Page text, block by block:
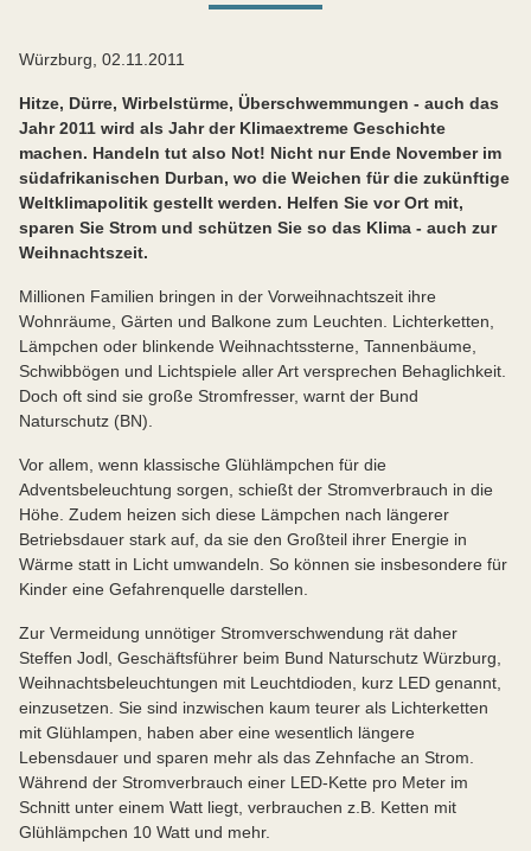
Würzburg, 02.11.2011
Hitze, Dürre, Wirbelstürme, Überschwemmungen - auch das
Jahr 2011 wird als Jahr der Klimaextreme Geschichte
machen. Handeln tut also Not! Nicht nur Ende November im
südafrikanischen Durban, wo die Weichen für die zukünftige
Weltklimapolitik gestellt werden. Helfen Sie vor Ort mit,
sparen Sie Strom und schützen Sie so das Klima - auch zur
Weihnachtszeit.
Millionen Familien bringen in der Vorweihnachtszeit ihre
Wohnräume, Gärten und Balkone zum Leuchten. Lichterketten,
Lämpchen oder blinkende Weihnachtssterne, Tannenbäume,
Schwibbögen und Lichtspiele aller Art versprechen Behaglichkeit.
Doch oft sind sie große Stromfresser, warnt der Bund
Naturschutz (BN).
Vor allem, wenn klassische Glühlämpchen für die
Adventsbeleuchtung sorgen, schießt der Stromverbrauch in die
Höhe. Zudem heizen sich diese Lämpchen nach längerer
Betriebsdauer stark auf, da sie den Großteil ihrer Energie in
Wärme statt in Licht umwandeln. So können sie insbesondere für
Kinder eine Gefahrenquelle darstellen.
Zur Vermeidung unnötiger Stromverschwendung rät daher
Steffen Jodl, Geschäftsführer beim Bund Naturschutz Würzburg,
Weihnachtsbeleuchtungen mit Leuchtdioden, kurz LED genannt,
einzusetzen. Sie sind inzwischen kaum teurer als Lichterketten
mit Glühlampen, haben aber eine wesentlich längere
Lebensdauer und sparen mehr als das Zehnfache an Strom.
Während der Stromverbrauch einer LED-Kette pro Meter im
Schnitt unter einem Watt liegt, verbrauchen z.B. Ketten mit
Glühlämpchen 10 Watt und mehr.